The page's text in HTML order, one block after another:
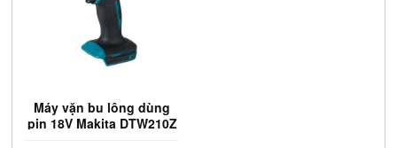
Máy vặn bu lông dùng
pin 18V Makita DTW210Z